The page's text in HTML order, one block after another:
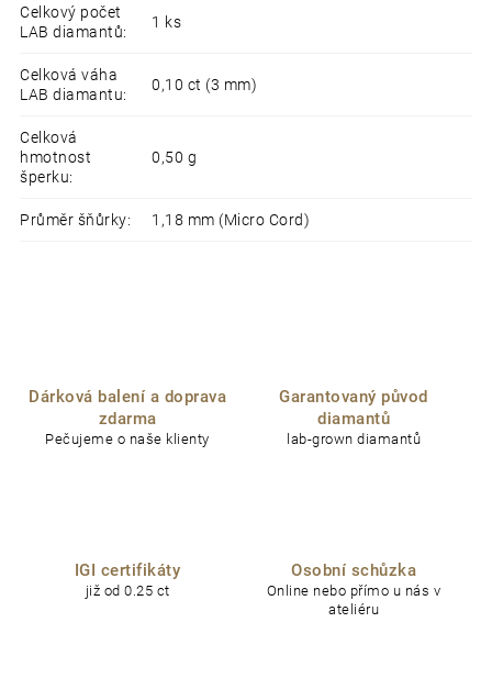
Celkový počet
LAB diamantů:
1 ks
Celková váha
LAB diamantu:
0,10 ct (3 mm)
Celková
hmotnost
šperku:
0,50 g
Průměr šňůrky: 1,18 mm (Micro Cord)
Dárková balení a doprava
zdarma
Pečujeme o naše klienty
Garantovaný původ
diamantů
lab-grown diamantů
IGI certifikáty
již od 0.25 ct
Osobní schůzka
Online nebo přímo u nás v
ateliéru